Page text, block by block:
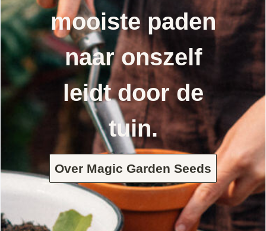
mooiste paden
naar onszelf
leidt door de
tuin.
Over Magic Garden Seeds